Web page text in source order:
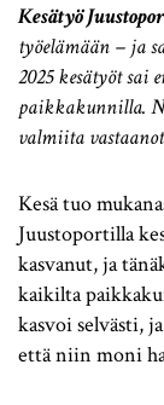
Kesätyö
työelämään – ja
2025 kesätyöt
paikkakunnilla.
valmiita
Kesä tuo
Juustoportilla
kasvanut, ja
kaikilta
kasvoi selvästi,
että niin moni